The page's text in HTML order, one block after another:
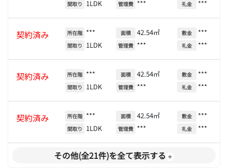
間取り 1LDK 管理費 *** 礼金 ***
契約済み 所在階 ***
間取り 1LDK
面積 42.54㎡
管理費 ***
敷金 ***
礼金 ***
契約済み 所在階 ***
間取り 1LDK
面積 42.54㎡
管理費 ***
敷金 ***
礼金 ***
契約済み 所在階 ***
間取り 1LDK
面積 42.54㎡
管理費 ***
敷金 ***
礼金 ***
その他(全21件)を全て表示する